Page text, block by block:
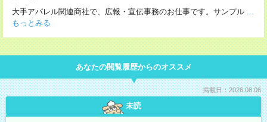
大手アパレル関連商社で、広報・宣伝事務のお仕事です。サンプル ...
もっとみる
あなたの閲覧履歴からのオススメ
掲載日：2026.08.06
未読